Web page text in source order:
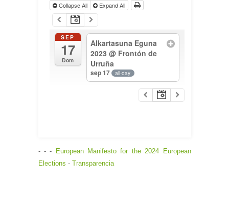
Collapse All Expand All
SEP
17
Dom
Alkartasuna Eguna
2023@ Frontón de
Urruña
sep 17 all-day
- - - European Manifesto for the 2024 European
Elections - Transparencia